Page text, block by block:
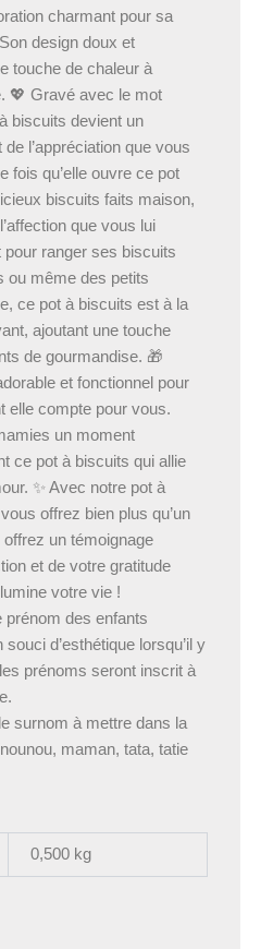
charmant pour sa
design doux et
touche de chaleur à
💖 Gravé avec le mot
biscuits devient un
l’appréciation que vous
fois qu’elle ouvre ce pot
biscuits faits maison,
que vous lui
ranger ses biscuits
ou même des petits
ce pot à biscuits est à la
ajoutant une touche
de gourmandise. 🎁
et fonctionnel pour
elle compte pour vous.
un moment
ce pot à biscuits qui allie
✨ Avec notre pot à
offrez bien plus qu’un
un témoignage
et de votre gratitude
votre vie !
prénom des enfants
d’esthétique lorsqu’il y
prénoms seront inscrit à
surnom à mettre dans la
maman, tata, tatie
0,500 kg